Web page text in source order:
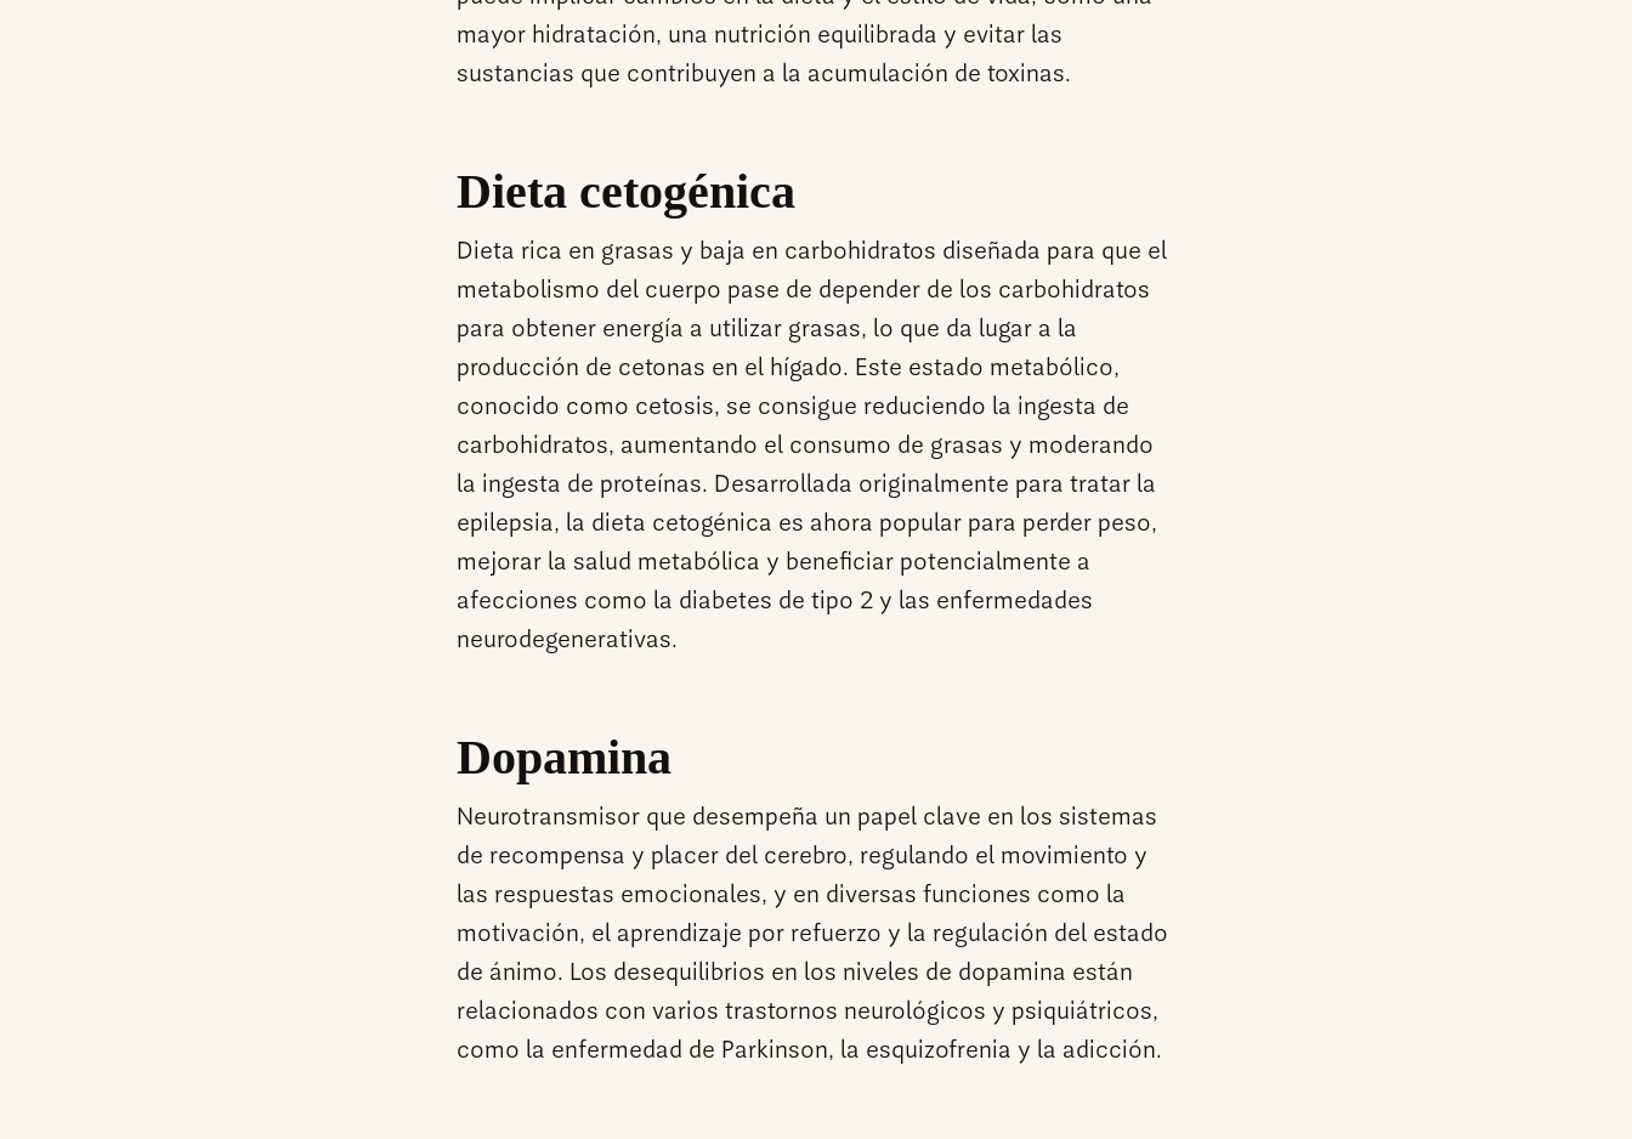
mayor hidratación, una nutrición equilibrada y evitar las
sustancias que contribuyen a la acumulación de toxinas.
Dieta cetogénica
Dieta rica en grasas y baja en carbohidratos diseñada para que el
metabolismo del cuerpo pase de depender de los carbohidratos
para obtener energía a utilizar grasas, lo que da lugar a la
producción de cetonas en el hígado. Este estado metabólico,
conocido como cetosis, se consigue reduciendo la ingesta de
carbohidratos, aumentando el consumo de grasas y moderando
la ingesta de proteínas. Desarrollada originalmente para tratar la
epilepsia, la dieta cetogénica es ahora popular para perder peso,
mejorar la salud metabólica y beneficiar potencialmente a
afecciones como la diabetes de tipo 2 y las enfermedades
neurodegenerativas.
Dopamina
Neurotransmisor que desempeña un papel clave en los sistemas
de recompensa y placer del cerebro, regulando el movimiento y
las respuestas emocionales, y en diversas funciones como la
motivación, el aprendizaje por refuerzo y la regulación del estado
de ánimo. Los desequilibrios en los niveles de dopamina están
relacionados con varios trastornos neurológicos y psiquiátricos,
como la enfermedad de Parkinson, la esquizofrenia y la adicción.